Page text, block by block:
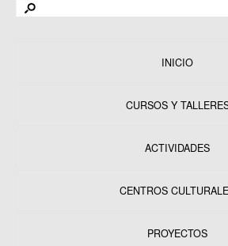
INICIO
CURSOS Y
ACTIVIDADES
CENTROS
PROYECTOS